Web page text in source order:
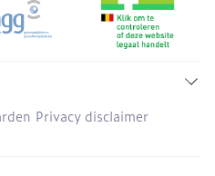
Privacy disclaimer